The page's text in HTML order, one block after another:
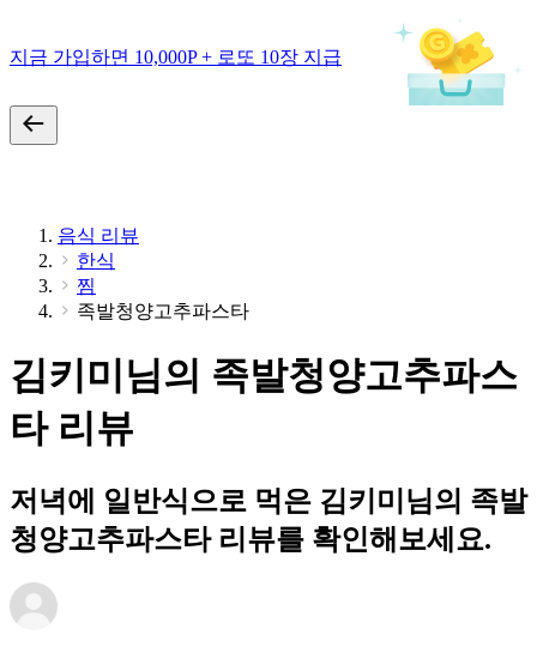
지금 가입하면 10,000P + 로또 10장 지급
음식 리뷰
한식
찜
족발청양고추파스타
김키미님의 족발청양고추파스
타 리뷰
저녁에 일반식으로 먹은 김키미님의 족발
청양고추파스타 리뷰를 확인해보세요.